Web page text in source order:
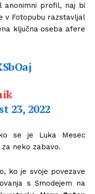
anonimni profil, naj bi
v Fotopubu razstavljal
ključna oseba afere
23, 2022
se je Luka Mesec
neko zabavo.
ko je svoje povezave
s Smodejem na